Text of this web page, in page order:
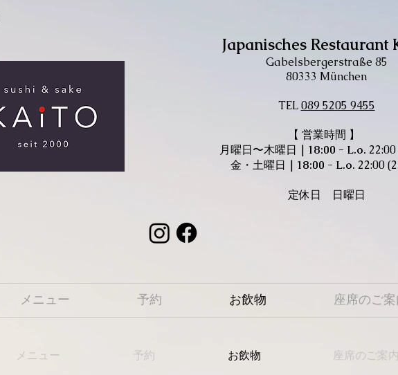
Japanisches Restaurant
Gabelsbergerstraße 85
80333 München
​TEL089 5205 9455
【 営業時間 】
月曜日〜木曜日 ​｜ 18:00 - L.o.
金・土曜日 ​｜ 18:00 - L.o. 22:00
定休日 日曜日
メニュー 予約 お飲物 座席のご案
メニュー 予約 お飲物 座席のご案内